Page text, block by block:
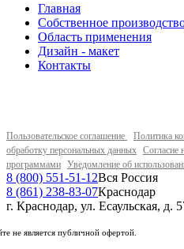
Главная
Собственное
Область применения
Дизайн - макет
Контакты
Пользовательское соглашение Политика
обработку персональных данных Согласие
программами Уведомление об
8 (800) 551-51-12Вся Россия
8 (861) 238-83-07Краснодар
г. Краснодар, ул. Есаульская, д.
не является публичной офертой.